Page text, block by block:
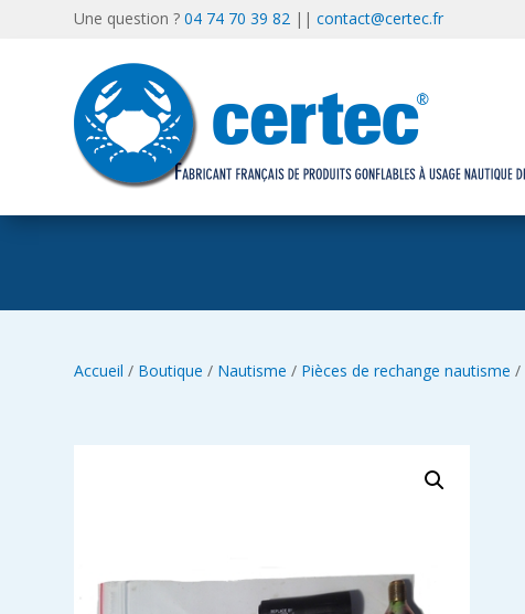
Une question ?04 74 70 39 82 ||contact@certec.fr
Accueil / Boutique / Nautisme / Pièces de rechange nautisme /